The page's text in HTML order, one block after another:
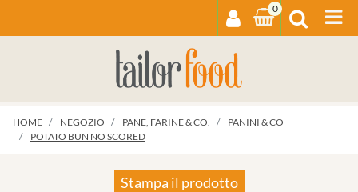
0
HOME NEGOZIO PANE, FARINE & CO.
PANINI & CO
POTATO BUN NO SCORED
Stampa il prodotto